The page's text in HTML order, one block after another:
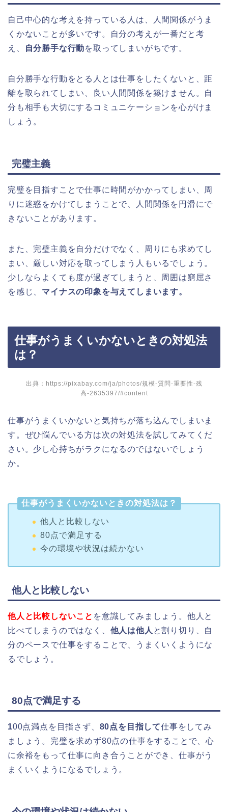
自己中心的な考えを持っている人は、人間関係がうま
くかないことが多いです。自分の考えが一番だと考
え、
自分勝手な行動を取ってしまいがちです。
自分勝手な行動をとる人とは仕事をしたくないと、距
離を取られてしまい、良い人間関係を築けません。自
分も相手も大切にするコミュニケーションを心がけま
しょう。
完璧主義
完璧を目指すことで仕事に時間がかかってしまい、周
りに迷惑をかけてしまうことで、人間関係を円滑にで
きないことがあります。
また、完璧主義を自分だけでなく、周りにも求めてし
まい、厳しい対応を取ってしまう人もいるでしょう。
少しならよくても度が過ぎてしまうと、周囲は窮屈さ
を感じ、 マイナスの印象を与えてしまいます。
仕事がうまくいかないときの対処法
は？
出典：https://pixabay.com/ja/photos/規模-質問-重要性-残
高-2635397/#content
仕事がうまくいかないと気持ちが落ち込んでしまいま
す。ぜひ悩んでいる方は次の対処法を試してみてくだ
さい。少し心持ちがラクになるのではないでしょう
か。
仕事がうまくいかないときの対処法は？
他人と比較しない
80点で満足する
今の環境や状況は続かない
他人と比較しない
他人と比較しないこと を意識してみましょう。他人と
比べてしまうのではなく、 他人は他人 と割り切り、自
分のペースで仕事をすることで、うまくいくようにな
るでしょう。
80点で満足する
100点満点を目指さず、 80点を目指して仕事をしてみ
ましょう。完璧を求めず80点の仕事をすることで、心
に余裕をもって仕事に向き合うことができ、仕事がう
まくいくようになるでしょう。